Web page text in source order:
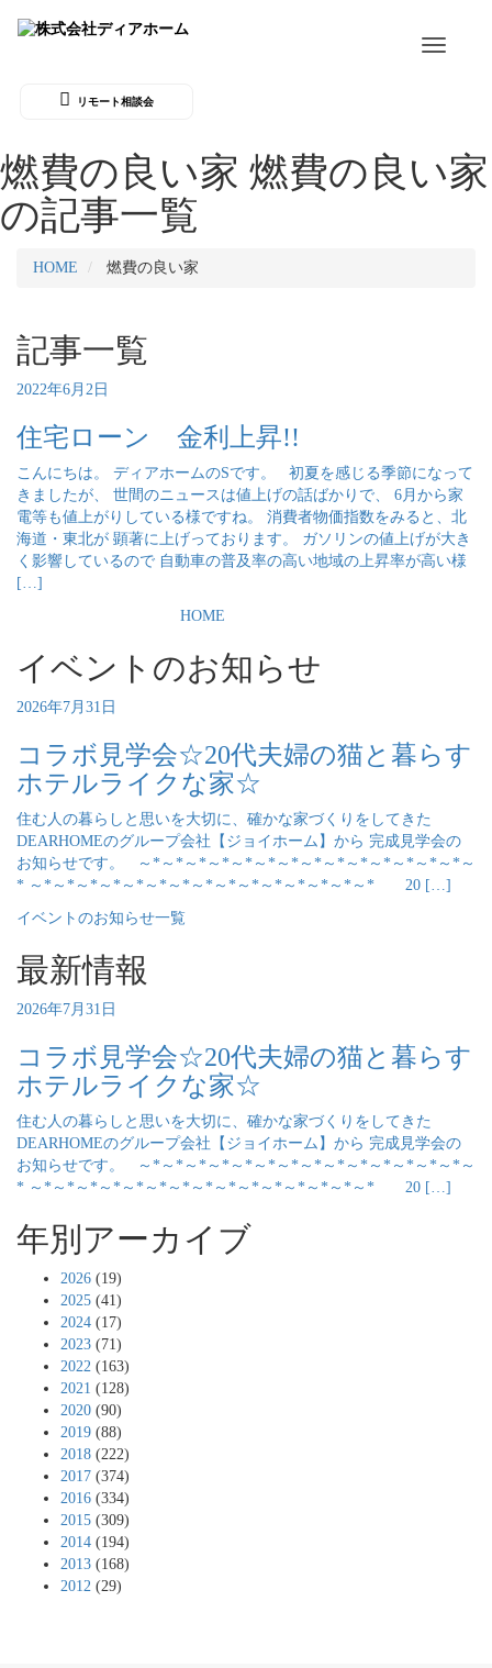
Toggle
リモート相談会
燃費の良い家 燃費の良い家
の記事一覧
HOME 燃費の良い家
記事一覧
2022年6月2日
住宅ローン 金利上昇!!
こんにちは。 ディアホームのSです。 初夏を感じる季節になって
きましたが、 世間のニュースは値上げの話ばかりで、 6月から家
電等も値上がりしている様ですね。 消費者物価指数をみると、北
海道・東北が 顕著に上げっております。 ガソリンの値上げが大き
く影響しているので 自動車の普及率の高い地域の上昇率が高い様
[…]
HOME
イベントのお知らせ
2026年7月31日
コラボ見学会☆20代夫婦の猫と暮らす
ホテルライクな家☆
住む人の暮らしと思いを大切に、確かな家づくりをしてきた
DEARHOMEのグループ会社【ジョイホーム】から 完成見学会の
お知らせです。 ～*～*～*～*～*～*～*～*～*～*～*～*～*～*～
* ～*～*～*～*～*～*～*～*～*～*～*～*～*～*～* 20 […]
イベントのお知らせ一覧
最新情報
2026年7月31日
コラボ見学会☆20代夫婦の猫と暮らす
ホテルライクな家☆
住む人の暮らしと思いを大切に、確かな家づくりをしてきた
DEARHOMEのグループ会社【ジョイホーム】から 完成見学会の
お知らせです。 ～*～*～*～*～*～*～*～*～*～*～*～*～*～*～
* ～*～*～*～*～*～*～*～*～*～*～*～*～*～*～* 20 […]
年別アーカイブ
2026 (19)
2025 (41)
2024 (17)
2023 (71)
2022 (163)
2021 (128)
2020 (90)
2019 (88)
2018 (222)
2017 (374)
2016 (334)
2015 (309)
2014 (194)
2013 (168)
2012 (29)